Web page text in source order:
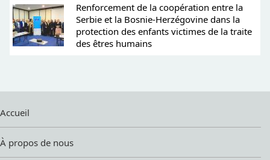
Renforcement de la coopération entre la
Serbie et la Bosnie-Herzégovine dans la
protection des enfants victimes de la traite
des êtres humains
Accueil
À propos de nous